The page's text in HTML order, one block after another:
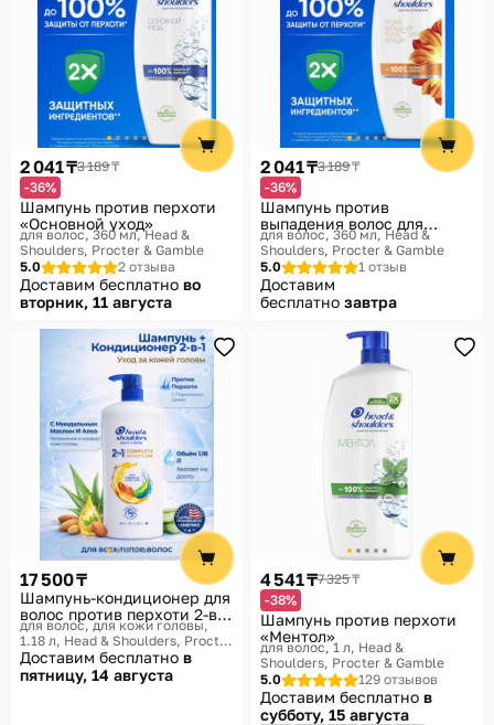
2 041 ₸3 189 ₸
-36%
Шампунь против перхоти
«Основной уход»
для волос, 360 мл Head &
Shoulders, Procter & Gamble
5.0
2 отзыва
Доставим бесплатно во
вторник, 11 августа
2 041 ₸3 189 ₸
-36%
Шампунь против
выпадения волос для
женщин
для волос, 360 мл Head &
Shoulders, Procter & Gamble
5.0
1 отзыв
Доставим
бесплатно завтра
17 500 ₸
Шампунь-кондиционер для
волос против перхоти 2-в-1
против перхоти
для волос, для кожи головы,
1.18 л Head & Shoulders, Procter
& Gamble
Доставим бесплатно в
пятницу, 14 августа
4 541 ₸7 325 ₸
-38%
Шампунь против перхоти
«Ментол»
для волос, 1 л Head &
Shoulders, Procter & Gamble
5.0
129 отзывов
Доставим бесплатно в
субботу, 15 августа